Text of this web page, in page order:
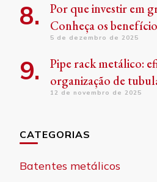
Por que investir em
Conheça os
5 de dezembro de 2025
Pipe rack metálico:
organização de
12 de novembro de 2025
CATEGORIAS
Batentes metálicos